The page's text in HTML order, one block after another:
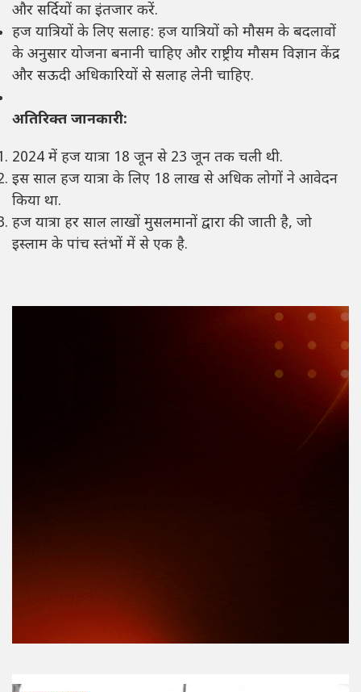
और सर्दियों का इंतजार करें.
हज यात्रियों के लिए सलाह: हज यात्रियों को मौसम के बदलावों
के अनुसार योजना बनानी चाहिए और राष्ट्रीय मौसम विज्ञान केंद्र
और सऊदी अधिकारियों से सलाह लेनी चाहिए.
अतिरिक्त जानकारी:
2024 में हज यात्रा 18 जून से 23 जून तक चली थी.
इस साल हज यात्रा के लिए 18 लाख से अधिक लोगों ने आवेदन
किया था.
हज यात्रा हर साल लाखों मुसलमानों द्वारा की जाती है, जो
इस्लाम के पांच स्तंभों में से एक है.